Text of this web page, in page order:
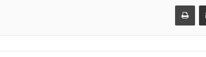
مشاركة عبر البريد طباعة